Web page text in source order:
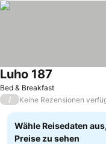
Bed & Breakfast
Luho 187
/ Keine Rezensionen
Wähle Reisedaten
Preise zu sehen